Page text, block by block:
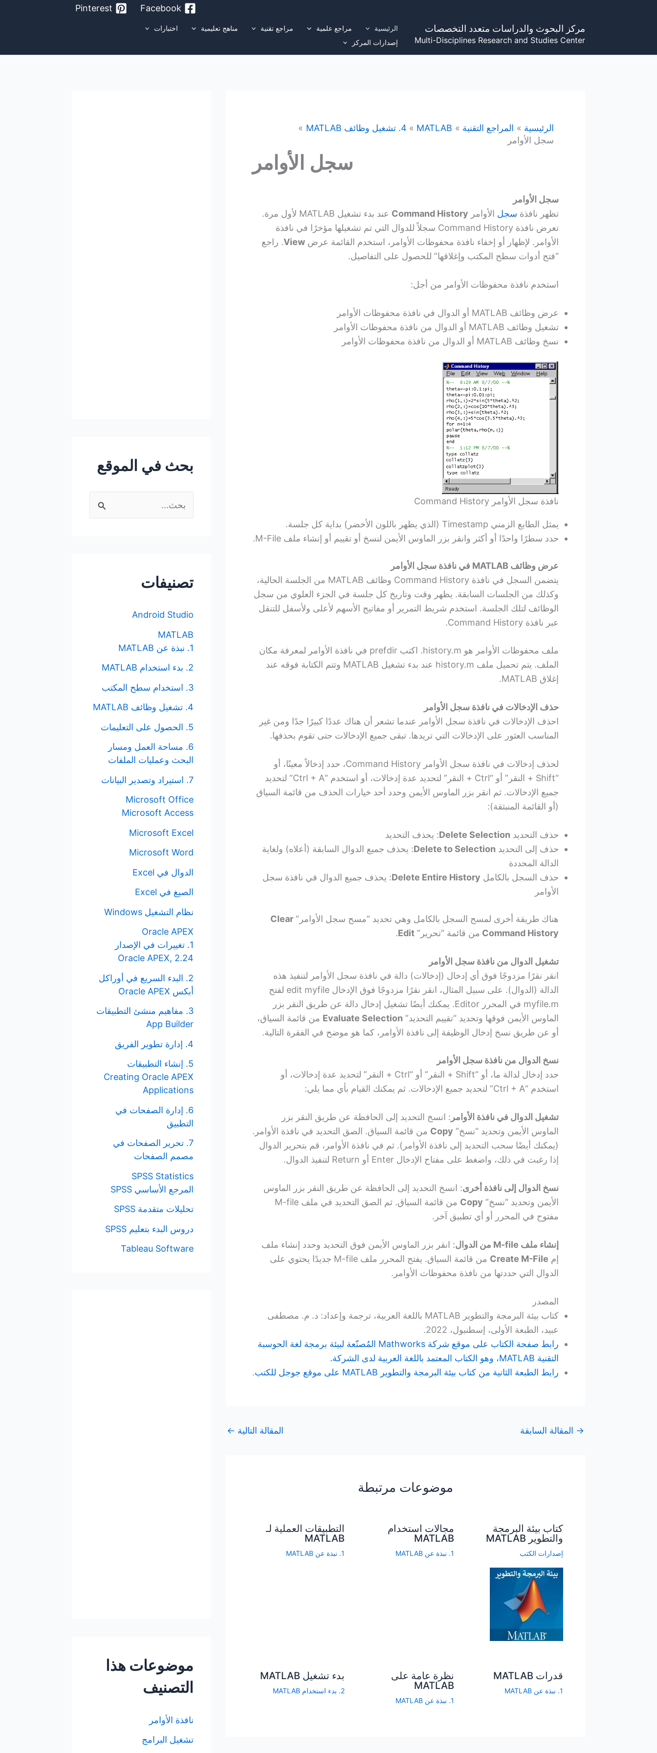
Facebook
Pinterest
مركز البحوث والدراسات متعدد التخصصات
Multi-Disciplines Research and Studies Center
الرئيسية مراجع علمية مراجع تقنية مناهج تعليمية
اختبارات
إصدارات المركز
الرئيسية المراجع التقنية MATLAB
4. تشغيل وظائف MATLAB
سجل الأوامر
سجل الأوامر
سجل الأوامر
تظهر نافذة سجل الأوامر Command History
عند بدء تشغيل MATLAB لأول مرة.
تعرض نافذة Command History سجلاً للدوال التي تم تشغيلها مؤخرًا في نافذة
الأوامر. لإظهار أو إخفاء نافذة محفوظات الأوامر، استخدم القائمة عرض View. راجع
“فتح أدوات سطح المكتب وإغلاقها” للحصول على التفاصيل.
استخدم نافذة محفوظات الأوامر من أجل:
عرض وظائف MATLAB أو الدوال في نافذة محفوظات الأوامر
تشغيل وظائف MATLAB أو الدوال من نافذة محفوظات الأوامر
نسخ وظائف MATLAB أو الدوال من نافذة محفوظات الأوامر
نافذة سجل الأوامر Command History
يمثل الطابع الزمني Timestamp (الذي يظهر باللون الأخضر) بداية كل جلسة.
حدد سطرًا واحدًا أو أكثر وانقر بزر الماوس الأيمن لنسخ أو تقييم أو إنشاء ملف M-File.
عرض وظائف MATLAB في نافذة سجل الأوامر
يتضمن السجل في نافذة Command History وظائف MATLAB من الجلسة الحالية،
وكذلك من الجلسات السابقة. يظهر وقت وتاريخ كل جلسة في الجزء العلوي من سجل
الوظائف لتلك الجلسة. استخدم شريط التمرير أو مفاتيح الأسهم لأعلى ولأسفل للتنقل
عبر نافذة Command History.
ملف محفوظات الأوامر هو history.m. اكتب prefdir في نافذة الأوامر لمعرفة مكان
الملف. يتم تحميل ملف history.m عند بدء تشغيل MATLAB وتتم الكتابة فوقه عند
إغلاق MATLAB.
حذف الإدخالات في نافذة سجل الأوامر
احذف الإدخالات في نافذة سجل الأوامر عندما تشعر أن هناك عددًا كبيرًا جدًا ومن غير
المناسب العثور على الإدخالات التي تريدها. تبقى جميع الإدخالات حتى تقوم بحذفها.
لحذف إدخالات في نافذة سجل الأوامر Command History، حدد إدخالاً معينًا، أو
“Shift + النقر” أو “Ctrl + النقر” لتحديد عدة إدخالات، أو استخدم “Ctrl + A” لتحديد
جميع الإدخالات. ثم انقر بزر الماوس الأيمن وحدد أحد خيارات الحذف من قائمة السياق
(أو القائمة المنبثقة):
حذف التحديد Delete Selection: يحذف التحديد
حذف إلى التحديد Delete to Selection: يحذف جميع الدوال السابقة (أعلاه) ولغاية
الدالة المحددة
حذف السجل بالكامل Delete Entire History: يحذف جميع الدوال في نافذة سجل
الأوامر
هناك طريقة أخرى لمسح السجل بالكامل وهي تحديد “مسح سجل الأوامر” Clear
Command History من قائمة “تحرير” Edit
.
تشغيل الدوال من نافذة سجل الأوامر
انقر نقرًا مزدوجًا فوق أي إدخال (إدخالات) دالة في نافذة سجل الأوامر لتنفيذ هذه
الدالة (الدوال). على سبيل المثال، انقر نقرًا مزدوجًا فوق الإدخال edit myfile لفتح
myfile.m في المحرر Editor. يمكنك أيضًا تشغيل إدخال دالة عن طريق النقر بزر
الماوس الأيمن فوقها وتحديد “تقييم التحديد” Evaluate Selection من قائمة السياق،
أو عن طريق نسخ إدخال الوظيفة إلى نافذة الأوامر، كما هو موضح في الفقرة التالية.
نسخ الدوال من نافذة سجل الأوامر
حدد إدخال لدالة ما، أو “Shift + النقر” أو “Ctrl + النقر” لتحديد عدة إدخالات، أو
استخدم “Ctrl + A” لتحديد جميع الإدخالات. ثم يمكنك القيام بأي مما يلي:
تشغيل الدوال في نافذة الأوامر : انسخ التحديد إلى الحافظة عن طريق النقر بزر
الماوس الأيمن وتحديد “نسخ” Copy من قائمة السياق. الصق التحديد في نافذة الأوامر.
(يمكنك أيضًا سحب التحديد إلى نافذة الأوامر). ثم في نافذة الأوامر، قم بتحرير الدوال
إذا رغبت في ذلك، واضغط على مفتاح الإدخال Enter أو Return لتنفيذ الدوال.
نسخ الدوال إلى نافذة أخرى: انسخ التحديد إلى الحافظة عن طريق النقر بزر الماوس
الأيمن وتحديد “نسخ” Copy
من قائمة السياق. ثم الصق التحديد في ملف M-file
مفتوح في المحرر أو أي تطبيق آخر.
إنشاء ملف M-file من الدوال
: انقر بزر الماوس الأيمن فوق التحديد وحدد إنشاء ملف
إم Create M-File
من قائمة السياق. يفتح المحرر ملف M-file جديدًا يحتوي على
الدوال التي حددتها من نافذة محفوظات الأوامر.
المصدر
كتاب بيئة البرمجة والتطوير MATLAB باللغة العربية، ترجمة وإعداد: د. م. مصطفى
عبيد، الطبعة الأولى، إسطنبول، 2022.
رابط صفحة الكتاب على موقع شركة Mathworks المُصنّعة لبيئة برمجة لغة الحوسبة
التقنية MATLAB، وهو الكتاب المعتمد باللغة العربية لدى الشركة.
رابط الطبعة الثانية من كتاب بيئة البرمجة والتطوير MATLAB على موقع جوجل للكتب
.
→ المقالة السابقة المقالة التالية ←
موضوعات مرتبطة
كتاب بيئة البرمجة
والتطوير MATLAB
إصدارات الكتب
مجالات استخدام
MATLAB
1. نبذة عن MATLAB
التطبيقات العملية لـ
MATLAB
1. نبذة عن MATLAB
قدرات MATLAB
1. نبذة عن MATLAB
نظرة عامة على
MATLAB
1. نبذة عن MATLAB
بدء تشغيل MATLAB
2. بدء استخدام MATLAB
بحث في الموقع
ل
ع
تصنيفات
Android Studio
MATLAB
1. نبذة عن MATLAB
2. بدء استخدام MATLAB
3. استخدام سطح المكتب
4. تشغيل وظائف MATLAB
5. الحصول على التعليمات
6. مساحة العمل ومسار
البحث وعمليات الملفات
7. استيراد وتصدير البيانات
Microsoft Office
Microsoft Access
Microsoft Excel
Microsoft Word
الدوال في Excel
الصيغ في Excel
نظام التشغيل Windows
Oracle APEX
1. تغييرات في الإصدار
Oracle APEX, 2.24
2. البدء السريع في أوراكل
أبكس Oracle APEX
3. مفاهيم منشئ التطبيقات
App Builder
4. إدارة تطوير الفريق
5. إنشاء التطبيقات
Creating Oracle APEX
Applications
6. إدارة الصفحات في
التطبيق
7. تحرير الصفحات في
مصمم الصفحات
SPSS Statistics
المرجع الأساسي SPSS
تحليلات متقدمة SPSS
دروس البدء بتعليم SPSS
Tableau Software
موضوعات هذا
التصنيف
نافذة الأوامر
تشغيل البرامج